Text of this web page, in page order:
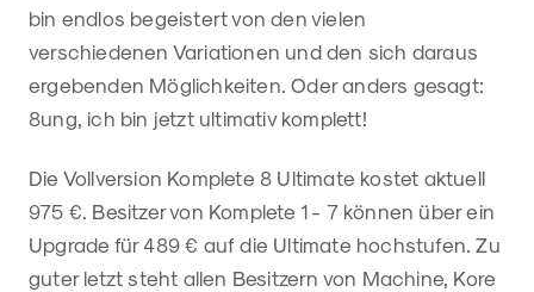
bin endlos begeistert von den vielen
verschiedenen Variationen und den sich daraus
ergebenden Möglichkeiten. Oder anders gesagt:
8ung, ich bin jetzt ultimativ komplett!
Die Vollversion Komplete 8 Ultimate kostet aktuell
975 €. Besitzer von Komplete 1 - 7 können über ein
Upgrade für 489 € auf die Ultimate hochstufen. Zu
guter letzt steht allen Besitzern von Machine, Kore